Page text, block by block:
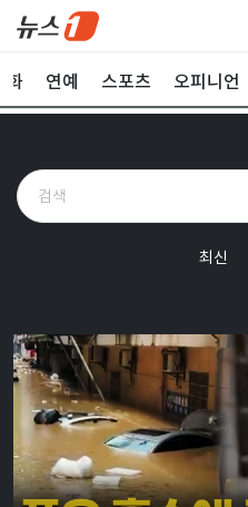
화 연예 스포츠 오피니언
최신